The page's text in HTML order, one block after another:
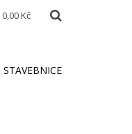
0,00 Kč
STAVEBNICE